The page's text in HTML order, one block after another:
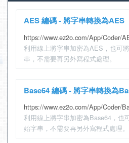
AES 編碼 - 將字串轉換為AES
https://www.ez2o.com/App/Coder/
利用線上將字串加密為AES，也可
串，不需要再另外寫程式處理。
Base64 編碼 - 將字串轉換為
https://www.ez2o.com/App/Coder/
利用線上將字串加密為Base64，也
始字串，不需要再另外寫程式處理。